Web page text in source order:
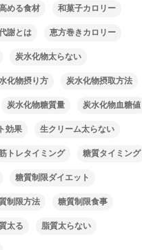
める食材 和菓子カロリー
謝とは 恵方巻きカロリー
炭水化物太らない
化物摂り方 炭水化物摂取方法
炭水化物糖質量 炭水化物血糖値
効果 生クリーム太らない
トレタイミング 糖質タイミング
糖質制限ダイエット
制限方法 糖質制限食事
太る 脂質太らない